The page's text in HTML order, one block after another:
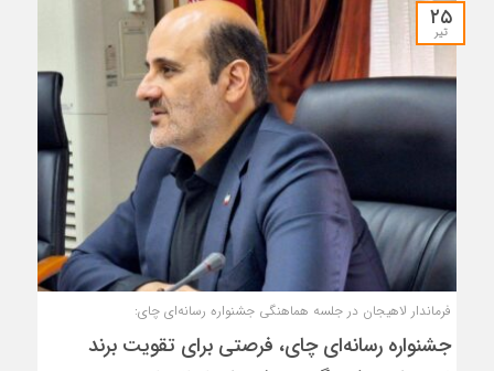
۲۵
تیر
فرماندار لاهیجان در جلسه هماهنگی جشنواره رسانه‌ای چای:
جشنواره رسانه‌ای چای، فرصتی برای تقویت برند